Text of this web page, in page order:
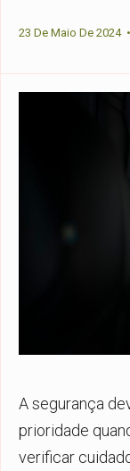
23 De Maio De 2024 •
A segurança
prioridade
verificar